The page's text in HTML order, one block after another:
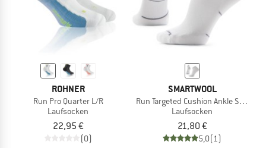
ROHNER
Run Pro Quarter L/R
Laufsocken
22,95 €
(0)
SMARTWOOL
Run Targeted Cushion Ankle Socks
Laufsocken
21,80 €
5,0(1)